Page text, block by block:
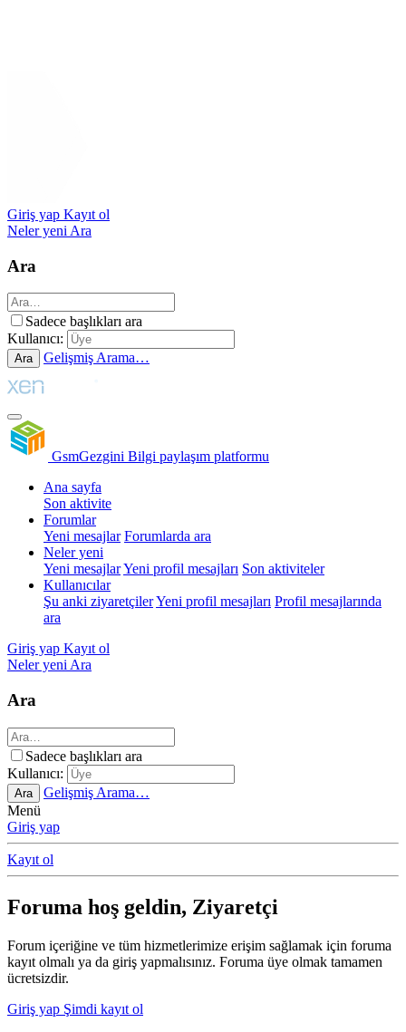
Giriş yap Kayıt ol
Neler yeni Ara
Ara
Sadece başlıkları ara
Kullanıcı:
Ara Gelişmiş Arama…
GsmGezgini Bilgi paylaşım platformu
Ana sayfa
Son aktivite
Forumlar
Yeni mesajlar Forumlarda ara
Neler yeni
Yeni mesajlarYeni profil mesajları Son aktiviteler
Kullanıcılar
Şu anki ziyaretçilerYeni profil mesajları Profil mesajlarında
ara
Giriş yap Kayıt ol
Neler yeniAra
Ara
Sadece başlıkları ara
Kullanıcı:
Ara
Gelişmiş Arama…
Menü
Giriş yap
Kayıt ol
Foruma hoş geldin, Ziyaretçi
Forum içeriğine ve tüm hizmetlerimize erişim sağlamak için foruma
kayıt olmalı ya da giriş yapmalısınız. Foruma üye olmak tamamen
ücretsizdir.
Giriş yap Şimdi kayıt ol